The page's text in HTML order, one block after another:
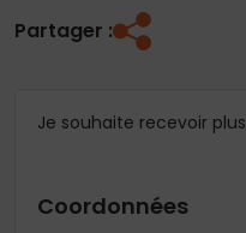
Partager :
Je souhaite recevoir
Coordonnées